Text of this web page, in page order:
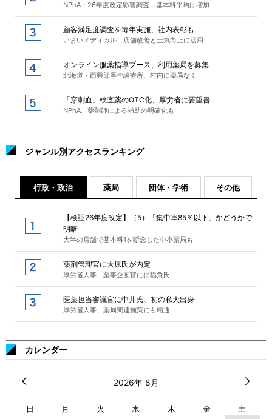
NPhA・26年度改定影響調査、基本料平均は増加
顧客満足度調査を毎年実施、社内表彰も
いまいメディカル 店舗改善と士気向上に活用
オンライン服薬指導ブース、利用薬局を募集
北海道・西興部厚生診療所、村内に薬局なく
「穿刺血」検査薬のOTC化、厚労省に要望書
NPhA、薬剤師による補助の明確化も
ジャンル別アクセスランキング
行政・政治 薬局 団体・学術 その他
【検証26年度改定】（5）「集中率85％以下」かどうかで
明暗
大半の店舗で基本料1を断念した中小薬局も
薬剤管理官に大原氏が内定
厚労省人事、薬事企画官には稲角氏
医薬担当審議官に中井氏、初の私大出身
厚労省人事、薬局関連施策にも精通
カレンダー
2026年 8月
日 月 火 水 木 金 土